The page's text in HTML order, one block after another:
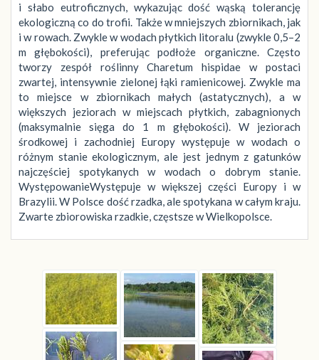
i słabo eutroficznych, wykazując dość wąską tolerancję
ekologiczną co do trofii. Także w mniejszych zbiornikach, jak
i w rowach. Zwykle w wodach płytkich litoralu (zwykle 0,5–2
m głębokości), preferując podłoże organiczne. Często
tworzy zespół roślinny Charetum hispidae w postaci
zwartej, intensywnie zielonej łąki ramienicowej. Zwykle ma
to miejsce w zbiornikach małych (astatycznych), a w
większych jeziorach w miejscach płytkich, zabagnionych
(maksymalnie sięga do 1 m głębokości). W jeziorach
środkowej i zachodniej Europy występuje w wodach o
różnym stanie ekologicznym, ale jest jednym z gatunków
najczęściej spotykanych w wodach o dobrym stanie.
WystępowanieWystępuje w większej części Europy i w
Brazylii. W Polsce dość rzadka, ale spotykana w całym kraju.
Zwarte zbiorowiska rzadkie, częstsze w Wielkopolsce.